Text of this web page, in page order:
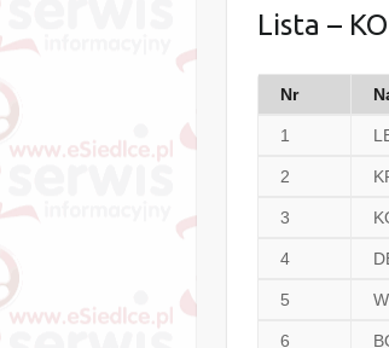
Lista –
Nr
1
2
3
4
5
6